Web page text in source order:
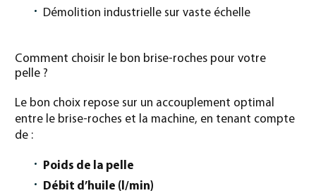
Démolition industrielle sur vaste échelle
Comment choisir le bon brise-roches pour votre
pelle ?
Le bon choix repose sur un accouplement optimal
entre le brise-roches et la machine, en tenant compte
de :
Poids de la pelle
Débit d’huile (l/min)